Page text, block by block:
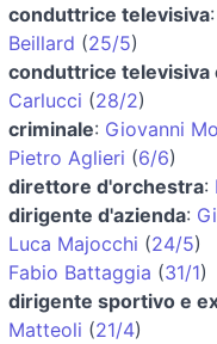
conduttrice televisiva:
Beillard (25/5)
conduttrice televisiva
Carlucci (28/2)
criminale: Giovanni
Pietro Aglieri (6/6)
direttore d'orchestra:
dirigente d'azienda:
Luca Majocchi (24/5)
Fabio Battaggia (31/1)
dirigente sportivo e
Matteoli (21/4)